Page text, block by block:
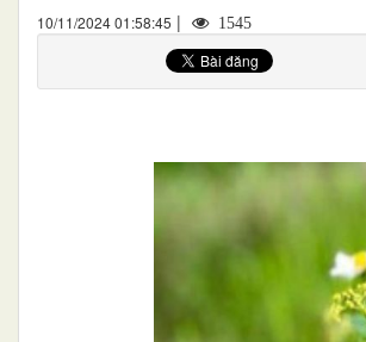
10/11/2024 01:58:45 | 1545